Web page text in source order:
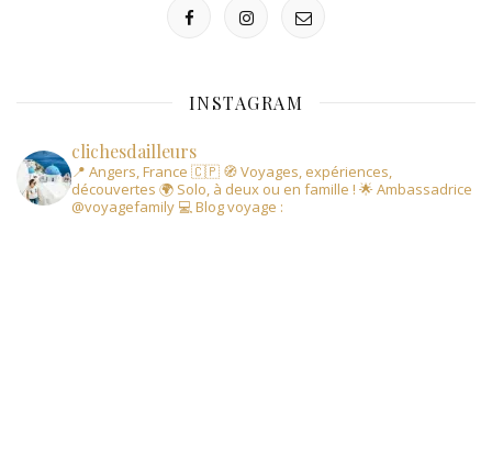
INSTAGRAM
clichesdailleurs
📍 Angers, France 🇨🇵 🧭 Voyages, expériences,
découvertes 🌍 Solo, à deux ou en famille ! 🌟 Ambassadrice
@voyagefamily 💻 Blog voyage :